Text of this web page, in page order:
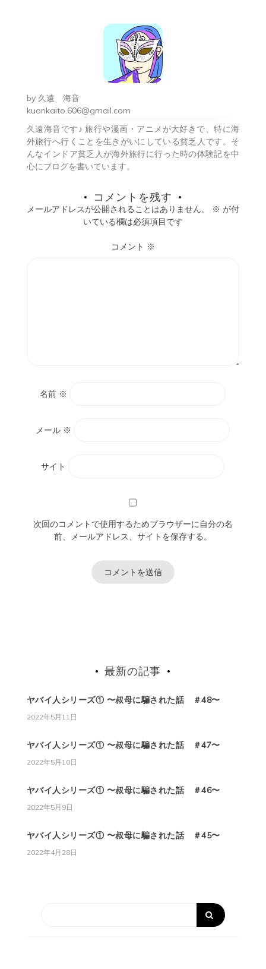
シ
ョ
ン
by 久遠 海音
kuonkaito.606@gmail.com
久遠海音です♪ 旅行や漫画・アニメが大好きで、特に海
外旅行へ行くことを生きがいにしている貧乏人です。そ
んなインドア貧乏人が海外旅行に行った時の体験記を中
心にブログを書いています。
コメントを残す
メールアドレスが公開されることはありません。 ※ が付
いている欄は必須項目です
コメント ※
名前 ※
メール ※
サイト
次回のコメントで使用するためブラウザーに自分の名
前、メールアドレス、サイトを保存する。
最新の記事
ヤバイ人シリーズ① 〜叔母に騙された話 ＃48〜
2022年5月11日
ヤバイ人シリーズ① 〜叔母に騙された話 ＃47〜
2022年5月10日
ヤバイ人シリーズ① 〜叔母に騙された話 ＃46〜
2022年5月9日
ヤバイ人シリーズ① 〜叔母に騙された話 ＃45〜
2022年4月28日